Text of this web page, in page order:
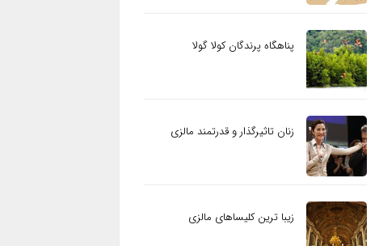
پناهگاه پرندگان کولا گولا
زنان تاثیرگذار و قدرتمند مالزی
زیبا ترین کلیساهای مالزی